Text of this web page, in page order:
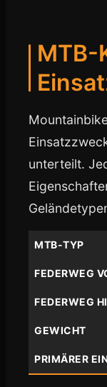
MTB-
unterteilt.
MTB-TYP
FEDERWEG
FEDERWEG
GEWICHT
PRIMÄRER